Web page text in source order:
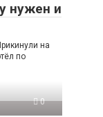
нужен и
на
по
0